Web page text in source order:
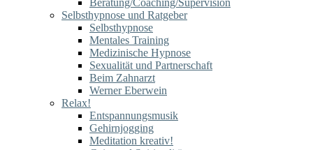
Selbsthypnose und Ratgeber
Selbsthypnose
Mentales Training
Medizinische Hypnose
Sexualität und Partnerschaft
Beim Zahnarzt
Werner Eberwein
Relax!
Entspannungsmusik
Gehirnjogging
Meditation kreativ!